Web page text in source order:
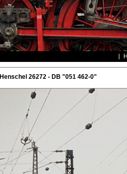
Henschel 26272 - DB "051 462-0"